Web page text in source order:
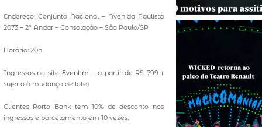
Endereço: Conjunto Nacional – Avenida Paulista
2073 – 2º Andar – Consolação – São Paulo/SP
Horário: 20h
Ingressos no site Eventim – a partir de R$ 799 (
sujeito à mudança de lote)
Clientes Porto Bank tem 10% de desconto nos
ingressos e parcelamento em 10 vezes.